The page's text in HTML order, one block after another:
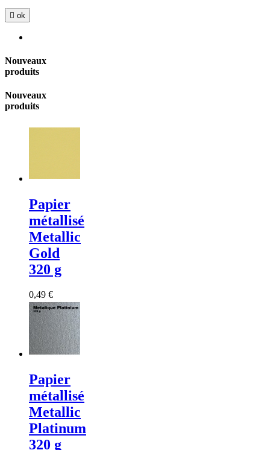
 ok
Nouveaux
produits
Nouveaux
produits
Papier
métallisé
Metallic
Gold
320 g
0,49 €
Papier
métallisé
Metallic
Platinum
320 g